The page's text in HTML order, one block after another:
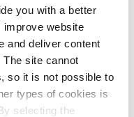
you with a better
improve website
and deliver content
site cannot
so it is not possible to
types of cookies is
selecting the
rengeteg
közel, rövid sétára.